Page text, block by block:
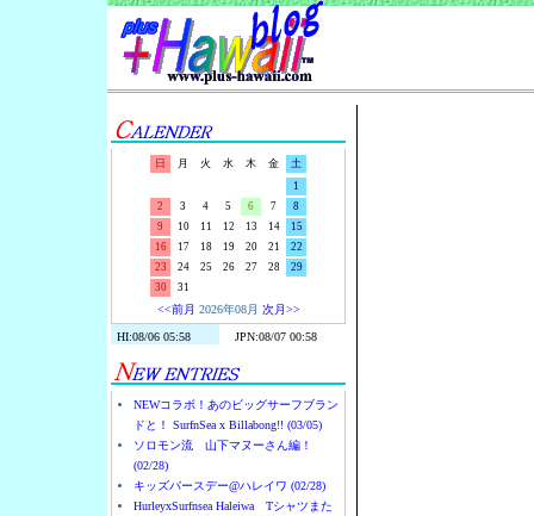
日 月 火 水 木 金
土
1
2
3 4 5 6 7
8
9
10 11 12 13 14
15
16
17 18 19 20 21
22
23
24 25 26 27 28
29
30
31
<<前月 2026年08月 次月>>
NEWコラボ！あのビッグサーフブラン
ドと！ SurfnSea x Billabong!! (03/05)
ソロモン流 山下マヌーさん編！
(02/28)
キッズバースデー@ハレイワ (02/28)
HurleyxSurfnsea Haleiwa Tシャツまた